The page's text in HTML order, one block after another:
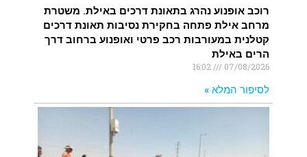
רוכב אופנוע נהרג בתאונת דרכים באילת. משטרת
מרחב אילת פתחה בחקירת נסיבות תאונת דרכים
קטלנית במעורבות רכב פרטי ואופנוע ברחוב דרך
הרים באילת
07/08/2026
לסיפור המלא »